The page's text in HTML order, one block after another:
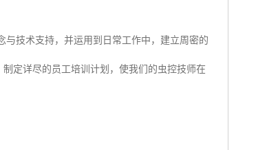
与技术支持，并运用到日常工作中，建立周密的
定详尽的员工培训计划，使我们的虫控技师在